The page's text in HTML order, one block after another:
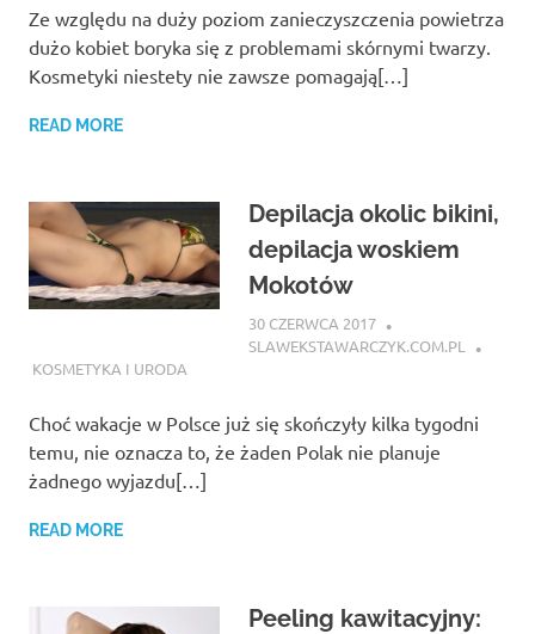
Ze względu na duży poziom zanieczyszczenia powietrza
dużo kobiet boryka się z problemami skórnymi twarzy.
Kosmetyki niestety nie zawsze pomagają[…]
READ MORE
Depilacja okolic bikini,
depilacja woskiem
Mokotów
30 CZERWCA 2017
SLAWEKSTAWARCZYK.COM.PL
KOSMETYKA I URODA
Choć wakacje w Polsce już się skończyły kilka tygodni
temu, nie oznacza to, że żaden Polak nie planuje
żadnego wyjazdu[…]
READ MORE
Peeling kawitacyjny: